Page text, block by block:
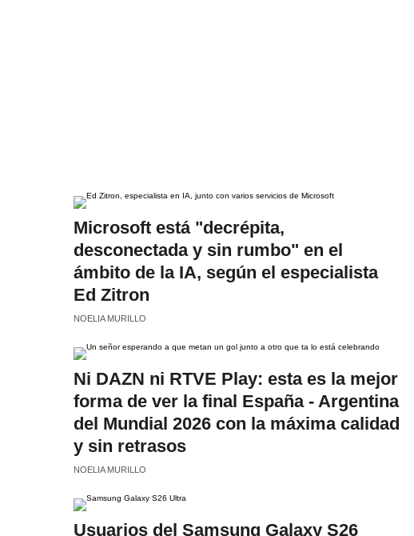
Microsoft está "decrépita,
desconectada y sin rumbo" en el
ámbito de la IA, según el especialista
Ed Zitron
NOELIA MURILLO
Ni DAZN ni RTVE Play: esta es la mejor
forma de ver la final España - Argentina
del Mundial 2026 con la máxima calidad
y sin retrasos
NOELIA MURILLO
Usuarios del Samsung Galaxy S26